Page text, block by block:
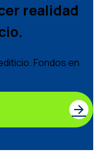
realidad
Fondos en